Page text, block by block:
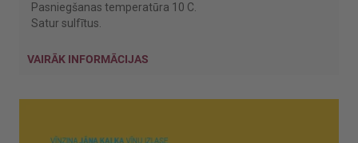
Pasniegšanas temperatūra 10 C.
Satur sulfītus.
VAIRĀK INFORMĀCIJAS